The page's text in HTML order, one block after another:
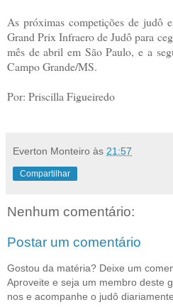
As próximas competições de judô
Grand Prix Infraero de Judô para
mês de abril em São Paulo, e a
Campo Grande/MS.
Por: Priscilla Figueiredo
Everton Monteiro às 21:57
Compartilhar
Nenhum comentário:
Postar um comentário
Gostou da matéria? Deixe um
Aproveite e seja um membro deste
nos e acompanhe o judô